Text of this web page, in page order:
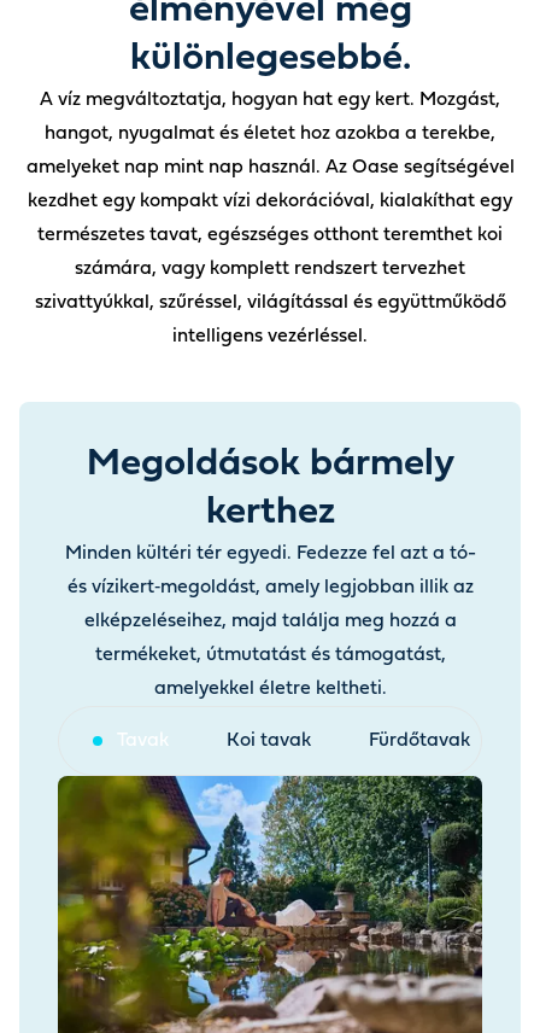
élményével még
A víz megváltoztatja, hogyan hat egy kert. Mozgást,
hangot, nyugalmat és életet hoz azokba a terekbe,
amelyeket nap mint nap használ. Az Oase segítségével
kezdhet egy kompakt vízi dekorációval, kialakíthat egy
természetes tavat, egészséges otthont teremthet koi
számára, vagy komplett rendszert tervezhet
szivattyúkkal, szűréssel, világítással és együttműködő
intelligens vezérléssel.
Megoldások bármely
kerthez
Minden kültéri tér egyedi. Fedezze fel azt a tó-
és vízikert‑megoldást, amely legjobban illik az
elképzeléseihez, majd találja meg hozzá a
termékeket, útmutatást és támogatást,
amelyekkel életre keltheti.
Tavak Koi tavak Fürdőtavak